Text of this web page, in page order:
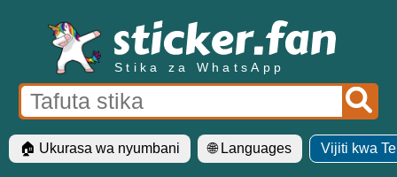
Stika za WhatsApp
🏠 Ukurasa wa nyumbani 🌐 Languages Vijiti kwa